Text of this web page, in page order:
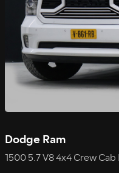
Dodge Ram
1500 5.7 V8 4x4 Crew